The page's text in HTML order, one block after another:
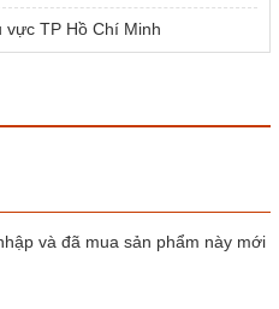
TP Hồ Chí Minh
và đã mua sản phẩm này mới